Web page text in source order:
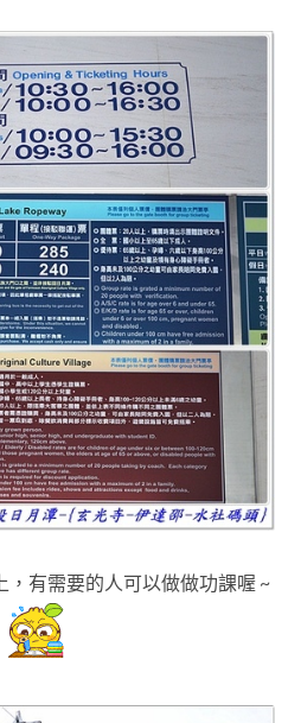
，有需要的人可以做做功課喔 ~